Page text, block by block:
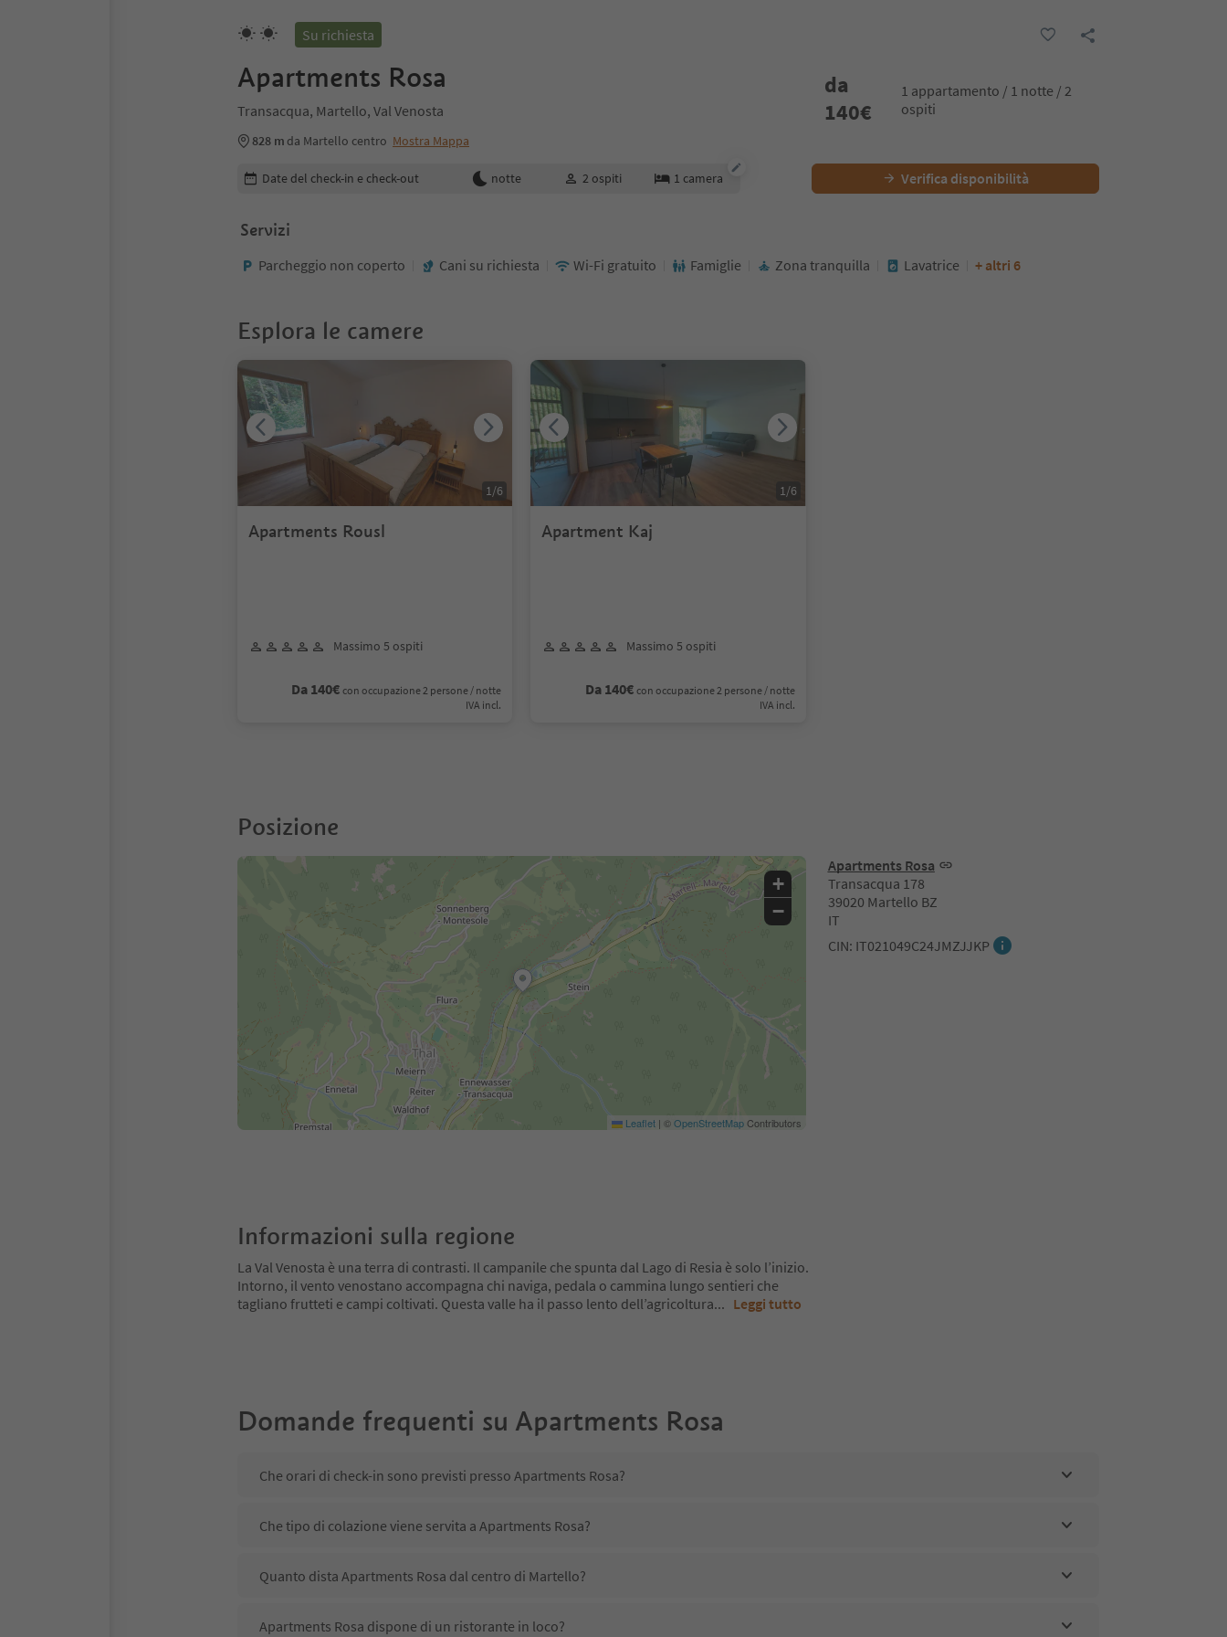
Su richiesta
Apartments Rosa
Transacqua, Martello, Val Venosta
828 m da Martello centro Mostra Mappa
da
140€
1 appartamento / 1 notte / 2
ospiti
Modifica i dettagli della prenotazione
Date del check-in e check-out notte 2 ospiti 1 camera Verifica disponibilità
Servizi
Parcheggio non coperto Cani su richiesta Wi-Fi gratuito Famiglie Zona tranquilla Lavatrice + altri 6
Esplora le camere
Apartments Rousl
Massimo 5 ospiti
Da 140€ con occupazione 2 persone / notte
IVA incl.
1/6
Apartment Kaj
Massimo 5 ospiti
Da 140€ con occupazione 2 persone / notte
IVA incl.
1/6
Posizione
Apartments Rosa
Transacqua 178
39020 Martello BZ
IT
CIN: IT021049C24JMZJJKP
+
−
Leaflet | ©OpenStreetMapContributors
Informazioni sulla regione
La Val Venosta è una terra di contrasti. Il campanile che spunta dal Lago di Resia è solo l’inizio.
Intorno, il vento venostano accompagna chi naviga, pedala o cammina lungo sentieri che
tagliano frutteti e campi coltivati. Questa valle ha il passo lento dell’agricoltura... Leggi tutto
Domande frequenti su Apartments Rosa
Che orari di check-in sono previsti presso Apartments Rosa?
Che tipo di colazione viene servita a Apartments Rosa?
Quanto dista Apartments Rosa dal centro di Martello?
Apartments Rosa dispone di un ristorante in loco?